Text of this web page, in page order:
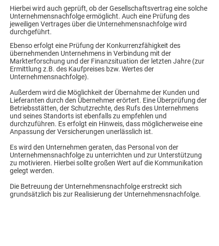
Hierbei wird auch geprüft, ob der Gesellschaftsvertrag eine solche
Unternehmensnachfolge ermöglicht. Auch eine Prüfung des
jeweiligen Vertrages über die Unternehmensnachfolge wird
durchgeführt.
Ebenso erfolgt eine Prüfung der Konkurrenzfähigkeit des
übernehmenden Unternehmens in Verbindung mit der
Markterforschung und der Finanzsituation der letzten Jahre (zur
Ermittlung z.B. des Kaufpreises bzw. Wertes der
Unternehmensnachfolge).
Außerdem wird die Möglichkeit der Übernahme der Kunden und
Lieferanten durch den Übernehmer erörtert. Eine Überprüfung der
Betriebsstätten, der Schutzrechte, des Rufs des Unternehmens
und seines Standorts ist ebenfalls zu empfehlen und
durchzuführen. Es erfolgt ein Hinweis, dass möglicherweise eine
Anpassung der Versicherungen unerlässlich ist.
Es wird den Unternehmen geraten, das Personal von der
Unternehmensnachfolge zu unterrichten und zur Unterstützung
zu motivieren. Hierbei sollte großen Wert auf die Kommunikation
gelegt werden.
Die Betreuung der Unternehmensnachfolge erstreckt sich
grundsätzlich bis zur Realisierung der Unternehmensnachfolge.